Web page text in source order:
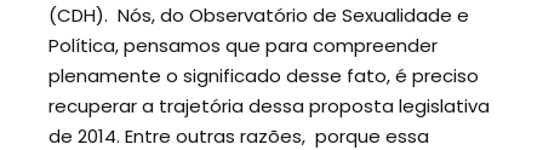
(CDH). Nós, do Observatório de Sexualidade e
Política, pensamos que para compreender
plenamente o significado desse fato, é preciso
recuperar a trajetória dessa proposta legislativa
de 2014. Entre outras razões, porque essa